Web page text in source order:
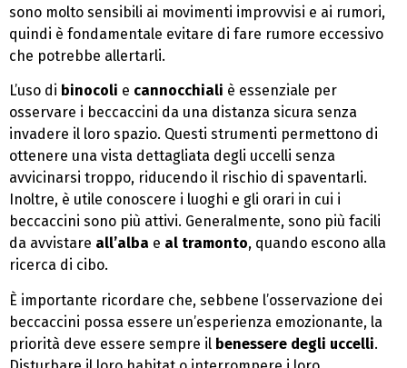
sono molto sensibili ai movimenti improvvisi e ai rumori,
quindi è fondamentale evitare di fare rumore eccessivo
che potrebbe allertarli.
L’uso di binocoli e cannocchiali è essenziale per
osservare i beccaccini da una distanza sicura senza
invadere il loro spazio. Questi strumenti permettono di
ottenere una vista dettagliata degli uccelli senza
avvicinarsi troppo, riducendo il rischio di spaventarli.
Inoltre, è utile conoscere i luoghi e gli orari in cui i
beccaccini sono più attivi. Generalmente, sono più facili
da avvistare all’alba e al tramonto, quando escono alla
ricerca di cibo.
È importante ricordare che, sebbene l’osservazione dei
beccaccini possa essere un’esperienza emozionante, la
priorità deve essere sempre il benessere degli uccelli.